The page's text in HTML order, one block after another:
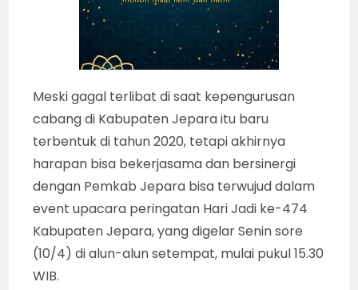
Meski gagal terlibat di saat kepengurusan
cabang di Kabupaten Jepara itu baru
terbentuk di tahun 2020, tetapi akhirnya
harapan bisa bekerjasama dan bersinergi
dengan Pemkab Jepara bisa terwujud dalam
event upacara peringatan Hari Jadi ke-474
Kabupaten Jepara, yang digelar Senin sore
(10/4) di alun-alun setempat, mulai pukul 15.30
WIB.